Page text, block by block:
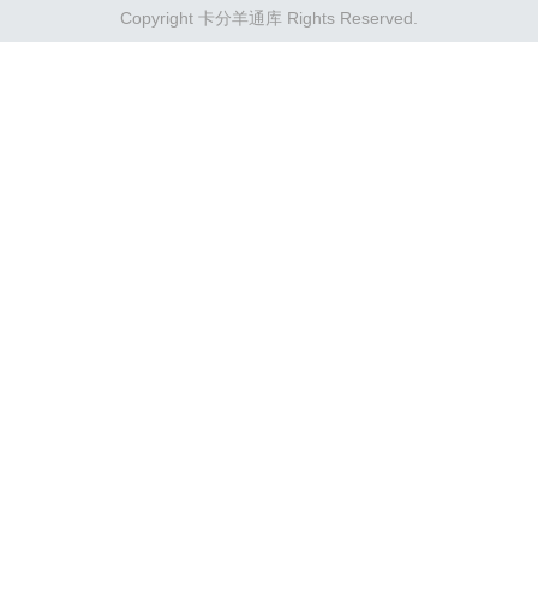
于提现功能的具体操作和安全性存在疑
问，特别是关于能否更换支付宝账...
Copyright 卡分羊通库 Rights Reserved.